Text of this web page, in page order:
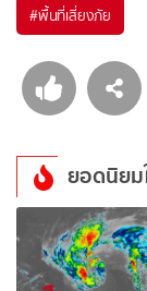
#พื้นที่เสี่ยงภัย
ยอดนิย